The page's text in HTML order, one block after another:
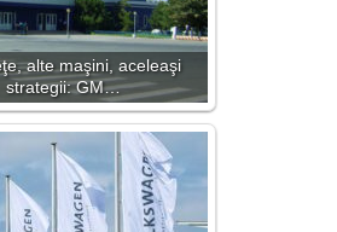
alte maşini, aceleaşi
strategii: GM…